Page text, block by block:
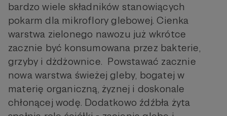
bardzo wiele składników stanowiących
pokarm dla mikroflory glebowej. Cienka
warstwa zielonego nawozu już wkrótce
zacznie być konsumowana przez bakterie,
grzyby i dżdżownice. Powstawać zacznie
nowa warstwa świeżej gleby, bogatej w
materię organiczną, żyznej i doskonale
chłonącej wodę. Dodatkowo źdźbła żyta